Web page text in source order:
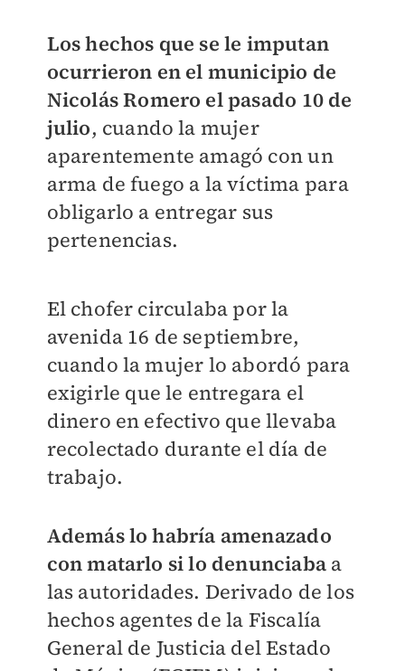
Los hechos que se le imputan
ocurrieron en el municipio de
Nicolás Romero el pasado 10 de
julio, cuando la mujer
aparentemente amagó con un
arma de fuego a la víctima para
obligarlo a entregar sus
pertenencias.
El chofer circulaba por la
avenida 16 de septiembre,
cuando la mujer lo abordó para
exigirle que le entregara el
dinero en efectivo que llevaba
recolectado durante el día de
trabajo.
Además lo habría amenazado
con matarlo si lo denunciaba a
las autoridades. Derivado de los
hechos agentes de la Fiscalía
General de Justicia del Estado